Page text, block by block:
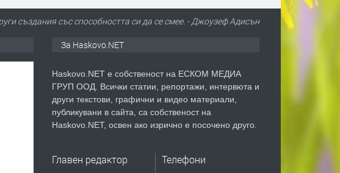
създания със способността си да се смее. - Джоузеф Адисън
За Haskovo.NET
Haskovo.NET е собственост на ЕСКОМ МЕДИА
ГРУП ООД. Всички статии, репортажи, интервюта и
други текстови, графични и видео материали,
публикувани в сайта, са собственост на
Haskovo.NET, освен ако изрично е посочено друго.
Главен редактор Телефони